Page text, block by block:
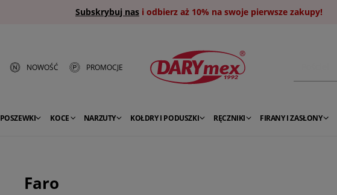
Subskrybuj nas i odbierz aż 10% na swoje pierwsze zakupy!
NOWOŚĆ
PROMOCJE
POSZEWKI KOCE NARZUTY KOŁDRY I PODUSZKI RĘCZNIKI FIRANY I ZASŁONY
Faro